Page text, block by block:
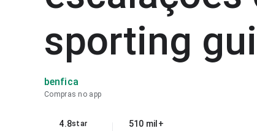
sporting
benfica
Compras no app
4.8star
510 mil+